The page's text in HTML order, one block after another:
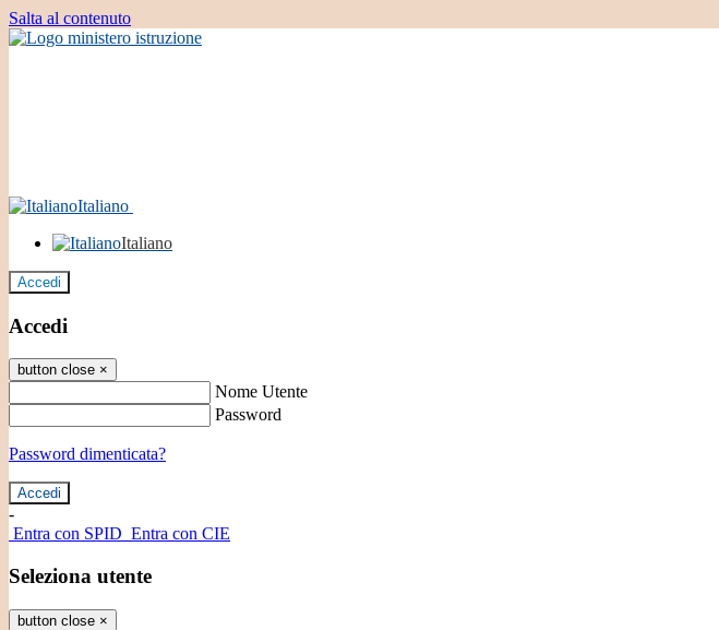
Salta al contenuto
Italiano
Italiano
Accedi
Accedi
button close ×
Nome Utente
Password
Password dimenticata?
-
Entra con SPID Entra con CIE
Seleziona utente
button close ×